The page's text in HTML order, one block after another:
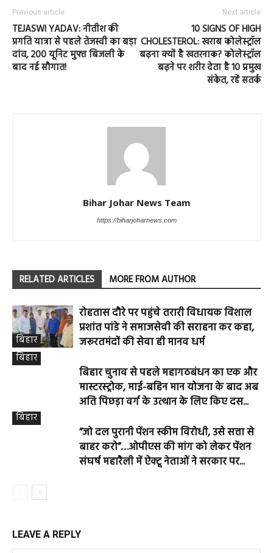
Previous article
TEJASWI YADAV: नीतीश की
प्रगति यात्रा से पहले तेजस्वी का बड़ा
दांव, 200 यूनिट मुफ्त बिजली के
बाद नई सौगात!
Next article
10 SIGNS OF HIGH
CHOLESTEROL: खराब कोलेस्ट्रॉल
बढ़ना क्यों है खतरनाक? कोलेस्ट्रॉल
बढ़ने पर शरीर देता है 10 प्रमुख
संकेत, रहें सतर्क
Bihar Johar News Team
https://biharjoharnews.com
RELATED ARTICLES MORE FROM AUTHOR
बिहार
रोहतास दौरे पर पहुंचे तरारी विधायक विशाल
प्रशांत पांडे ने समाजसेवी की सराहना कर कहा,
जरूरतमंदों की सेवा ही मानव धर्म
बिहार
बिहार चुनाव से पहले महागठबंधन का एक और
मास्टरस्ट्रोक, माई-बहिन मान योजना के बाद अब
अति पिछड़ा वर्ग के उत्थान के लिए किए दस...
बिहार
”जो दल पुरानी पेंशन स्कीम विरोधी, उसे सत्ता से
बाहर करो”…ओपीएस की मांग को लेकर पेंशन
संघर्ष महारैली में ऐक्टू नेताओं ने सरकार पर...
LEAVE A REPLY